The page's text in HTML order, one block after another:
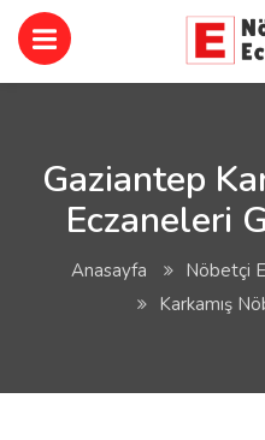
Gaziantep
Eczaneleri
Anasayfa Nöbetçi
Karkamış